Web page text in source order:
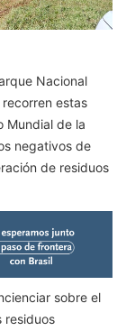
Nacional
estas
Mundial de la
negativos de
de residuos
sobre el
residuos